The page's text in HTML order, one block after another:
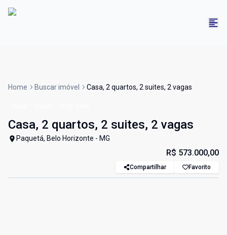
Home Buscar imóvel Casa, 2 quartos, 2 suites, 2 vagas
Casa, 2 quartos, 2 suites, 2 vagas
Paquetá, Belo Horizonte - MG
R$ 573.000,00
Compartilhar Favorito